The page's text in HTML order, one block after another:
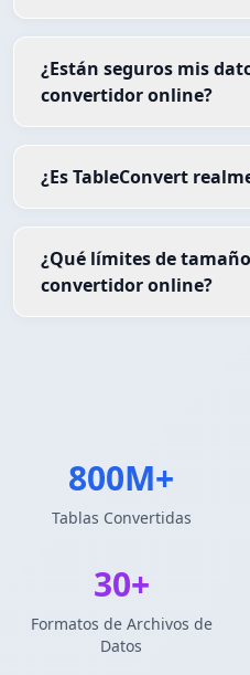
¿Están seguros mis
convertidor online?
¿Es TableConvert
¿Qué límites de
convertidor online?
800M+
Tablas Convertidas
30+
Formatos de Archivos de
Datos